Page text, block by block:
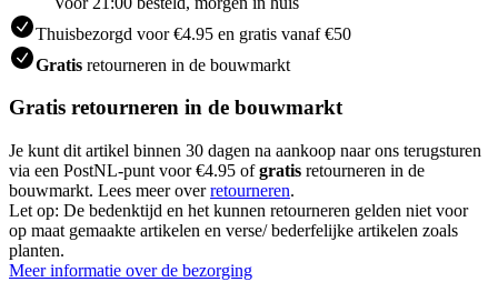
Thuisbezorgd voor €4.95 en gratis vanaf €50
Gratis retourneren in de bouwmarkt
Gratis retourneren in de bouwmarkt
Je kunt dit artikel binnen 30 dagen na aankoop naar ons terugsturen
via een PostNL-punt voor €4.95 ofgratis retourneren in de
bouwmarkt. Lees meer overretourneren.
Let op: De bedenktijd en het kunnen retourneren gelden niet voor
op maat gemaakte artikelen en verse/ bederfelijke artikelen zoals
planten.
Meer informatie over de bezorging